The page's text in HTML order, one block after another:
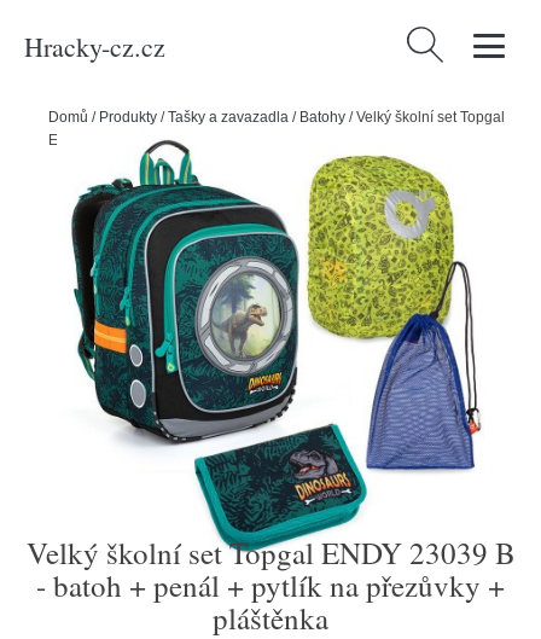
Hracky-cz.cz Vyhledávání
Domů / Produkty /Tašky a zavazadla / Batohy /Velký školní set Topgal
ENDY 23039 B - batoh + penál + pytlík na přezůvky + pláštěnka
Velký školní set Topgal ENDY 23039 B
- batoh + penál + pytlík na přezůvky +
pláštěnka